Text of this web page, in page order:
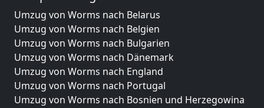
Umzug von Worms nach Belarus
Umzug von Worms nach Belgien
Umzug von Worms nach Bulgarien
Umzug von Worms nach Dänemark
Umzug von Worms nach England
Umzug von Worms nach Portugal
Umzug von Worms nach Bosnien und Herzegowina